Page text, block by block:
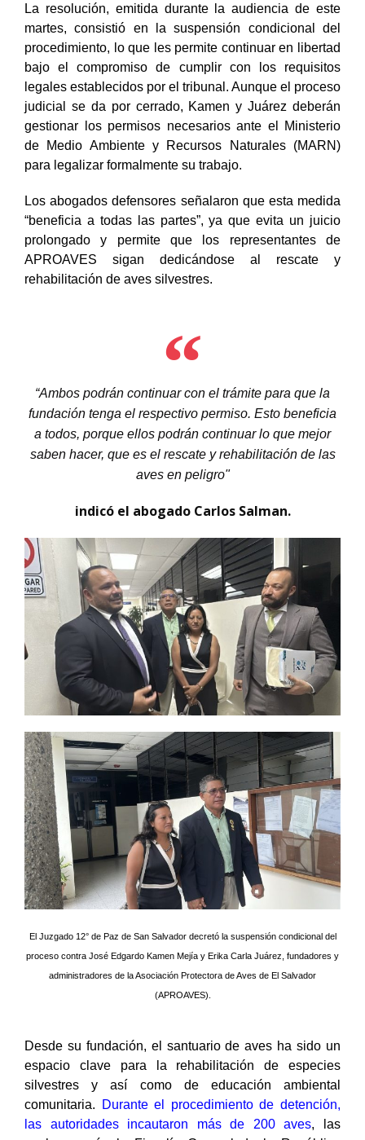
La resolución, emitida durante la audiencia de este
martes, consistió en la suspensión condicional del
procedimiento, lo que les permite continuar en libertad
bajo el compromiso de cumplir con los requisitos
legales establecidos por el tribunal. Aunque el proceso
judicial se da por cerrado, Kamen y Juárez deberán
gestionar los permisos necesarios ante el Ministerio
de Medio Ambiente y Recursos Naturales (MARN)
para legalizar formalmente su trabajo.
Los abogados defensores señalaron queesta medida
“beneficia a todas las partes”, ya que evita un juicio
prolongado y permite que los representantes de
APROAVES sigan dedicándose al rescate y
rehabilitación de aves silvestres.
“Ambos podrán continuar con el trámite para que la
fundación tenga el respectivo permiso. Esto beneficia
a todos, porque ellos podrán continuar lo que mejor
saben hacer, que es el rescate y rehabilitación de las
aves en peligro"
indicó el abogado Carlos Salman.
El Juzgado 12° de Paz de San Salvador decretó la suspensión condicional del
proceso contra José Edgardo Kamen Mejía y Erika Carla Juárez, fundadores y
administradores de la Asociación Protectora de Aves de El Salvador
(APROAVES).
Desde su fundación, el santuario de aves ha sido un
espacio clave para la rehabilitación de especies
silvestres y así como de educación ambiental
comunitaria.
Durante el procedimiento de detención,
las autoridades incautaron más de 200 aves, las